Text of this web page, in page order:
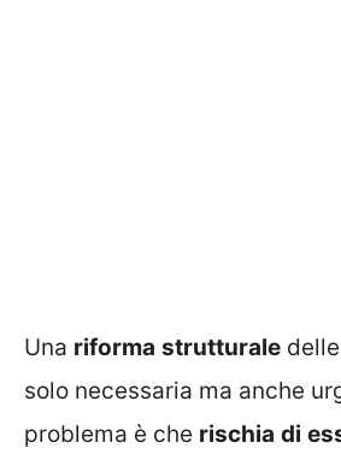
Una riforma strutturale
solo necessaria ma anche
problema è che rischia di